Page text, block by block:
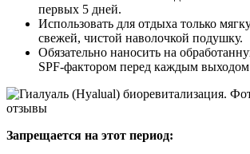
первых 5 дней.
Использовать для отдыха только
свежей, чистой наволочкой подушку.
Обязательно наносить на
SPF-фактором перед каждым
Запрещается на этот период: